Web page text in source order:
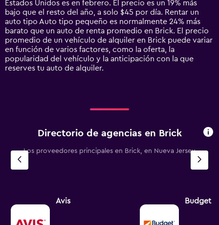
has
1
Y
axis
displaying
values.
Range:
0
Estados Unidos es en febrero. El precio es un 19% más
bajo que el resto del año, a solo $45 por día. Rentar un
auto tipo Auto tipo pequeño es normalmente 24% más
barato que un auto de renta promedio en Brick. El precio
promedio de un vehículo de alquiler en Brick puede variar
en función de varios factores, como la oferta, la
popularidad del vehículo y la anticipación con la que
reserves tu auto de alquiler.
Directorio de agencias en Brick
Los proveedores principales en Brick, en Nueva Jersey
Avis Budget